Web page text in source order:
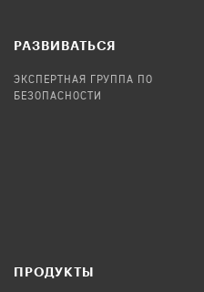
РАЗВИВАТЬСЯ
ЭКСПЕРТНАЯ ГРУППА ПО
БЕЗОПАСНОСТИ
ПРОДУКТЫ